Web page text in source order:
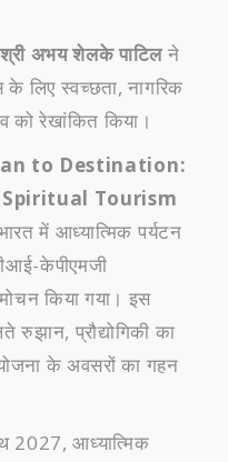
श्री अभय शेलके पाटिल ने
लिए स्वच्छता, नागरिक
को रेखांकित किया।
to Destination:
Tourism
में आध्यात्मिक पर्यटन
केपीएमजी
किया गया। इस
रुझान, प्रौद्योगिकी का
के अवसरों का गहन
2027, आध्यात्मिक